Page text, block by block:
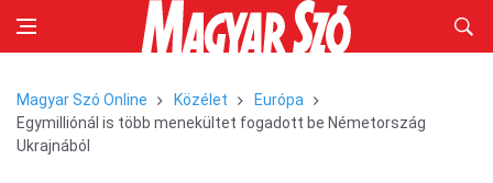
Magyar Szó Online Közélet
Európa
Egymilliónál is több menekültet fogadott be Németország
Ukrajnából